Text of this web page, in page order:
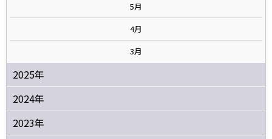
5月
4月
3月
2025年
2024年
2023年